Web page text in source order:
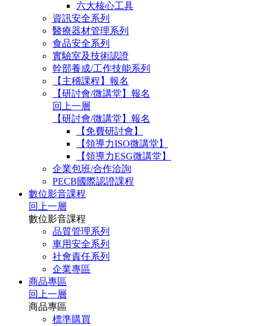
六大核心工具
資訊安全系列
醫療器材管理系列
食品安全系列
實驗室及技術認證
幹部養成/工作技能系列
【主稽課程】報名
【研討會/微講堂】報名
回上一層
【研討會/微講堂】報名
【免費研討會】
【領導力ISO微講堂】
【領導力ESG微講堂】
企業包班/合作洽詢
PECB國際認證課程
數位影音課程
回上一層
數位影音課程
品質管理系列
車用安全系列
社會責任系列
企業專區
商品專區
回上一層
商品專區
標準購買